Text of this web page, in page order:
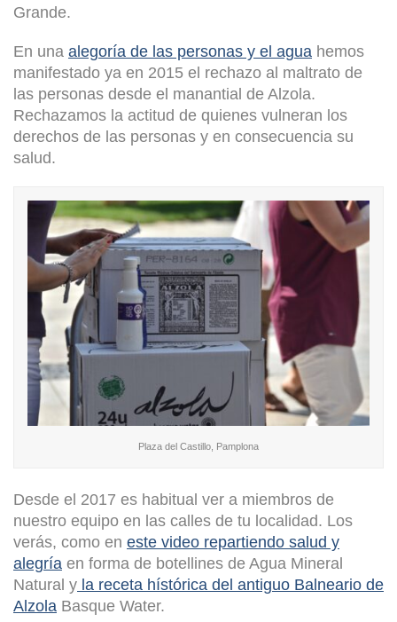
Grande.
En una alegoría de las personas y el agua hemos
manifestado ya en 2015 el rechazo al maltrato de
las personas desde el manantial de Alzola.
Rechazamos la actitud de quienes vulneran los
derechos de las personas y en consecuencia su
salud.
Plaza del Castillo, Pamplona
Desde el 2017 es habitual ver a miembros de
nuestro equipo en las calles de tu localidad. Los
verás, como en este video repartiendo salud y
alegría en forma de botellines de Agua Mineral
Natural y la receta hístórica del antiguo Balneario de
Alzola Basque Water.